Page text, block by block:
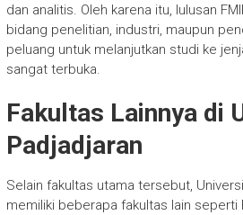
dan analitis. Oleh karena itu, lulusan
bidang penelitian, industri, maupun
peluang untuk melanjutkan studi ke
sangat terbuka.
Fakultas Lainnya di
Padjadjaran
Selain fakultas utama tersebut,
memiliki beberapa fakultas lain seperti